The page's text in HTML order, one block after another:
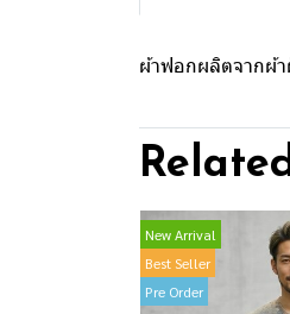
ผ้าฟอกผลิตจากผ้า
New Arrival
Best Seller
Pre Order